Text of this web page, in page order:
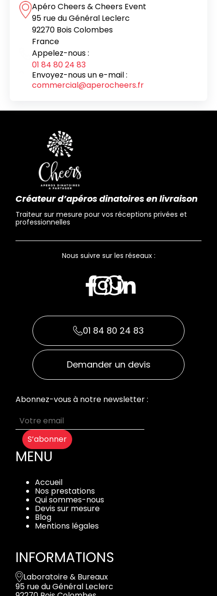
Apéro Cheers & Cheers Event
95 rue du Général Leclerc
92270 Bois Colombes
France
Appelez-nous :
01 84 80 24 83
Envoyez-nous un e-mail :
commercial@aperocheers.fr
Créateur d’apéros dinatoires en livraison
Traiteur sur mesure pour vos réceptions privées et
professionnelles
Nous suivre sur les réseaux :
01 84 80 24 83
Demander un devis
Abonnez-vous à notre newsletter :
S’abonner
MENU
Accueil
Nos prestations
Qui sommes-nous
Devis sur mesure
Blog
Mentions légales
INFORMATIONS
Laboratoire & Bureaux
95 rue du Général Leclerc